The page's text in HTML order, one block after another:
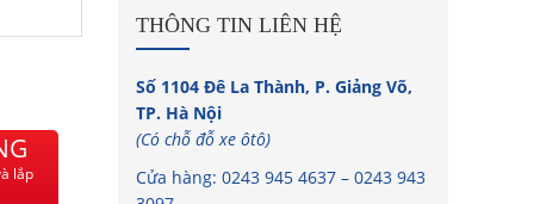
lắp
THÔNG TIN LIÊN HỆ
Số 1104 Đê La Thành, P. Giảng Võ,
TP. Hà Nội
(Có chỗ đỗ xe ôtô)
Cửa hàng: 0243 945 4637– 0243 943